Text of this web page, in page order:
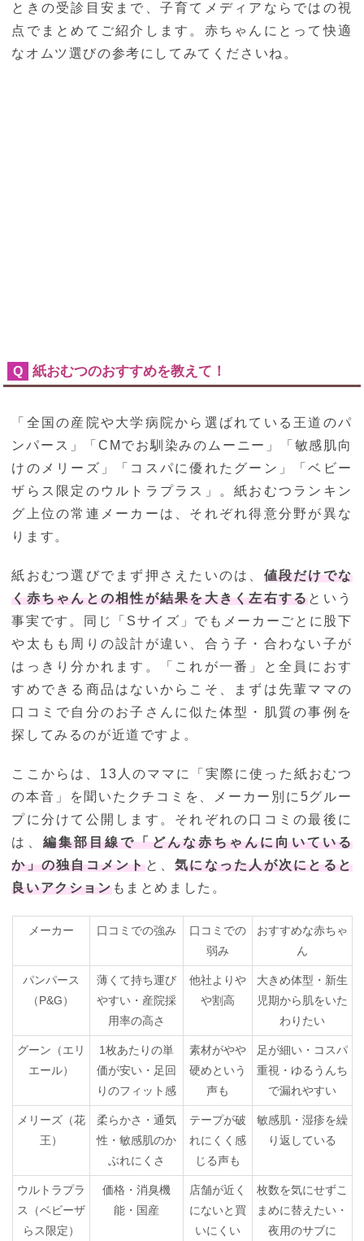
ときの受診目安まで、子育てメディアならではの視
点でまとめてご紹介します。赤ちゃんにとって快適
なオムツ選びの参考にしてみてくださいね。
Q 紙おむつのおすすめを教えて！
「全国の産院や大学病院から選ばれている王道のパ
ンパース」「CMでお馴染みのムーニー」「敏感肌向
けのメリーズ」「コスパに優れたグーン」「ベビー
ザらス限定のウルトラプラス」。紙おむつランキン
グ上位の常連メーカーは、それぞれ得意分野が異な
ります。
紙おむつ選びでまず押さえたいのは、 値段だけでな
く赤ちゃんとの相性が結果を大きく左右するという
事実です。同じ「Sサイズ」でもメーカーごとに股下
や太もも周りの設計が違い、合う子・合わない子が
はっきり分かれます。「これが一番」と全員におす
すめできる商品はないからこそ、まずは先輩ママの
口コミで自分のお子さんに似た体型・肌質の事例を
探してみるのが近道ですよ。
ここからは、13人のママに「実際に使った紙おむつ
の本音」を聞いたクチコミを、メーカー別に5グルー
プに分けて公開します。それぞれの口コミの最後に
は、 編集部目線で「どんな赤ちゃんに向いている
か」の独自コメントと、気になった人が次にとると
良いアクションもまとめました。
メーカー 口コミでの強み
口コミでの
弱み
おすすめな赤ちゃ
ん
パンパース
（P&G）
薄くて持ち運び
やすい・産院採
用率の高さ
他社よりや
や割高
大きめ体型・新生
児期から肌をいた
わりたい
グーン（エリ
エール）
1枚あたりの単
価が安い・足回
りのフィット感
素材がやや
硬めという
声も
足が細い・コスパ
重視・ゆるうんち
で漏れやすい
メリーズ（花
王）
柔らかさ・通気
性・敏感肌のか
ぶれにくさ
テープが破
れにくく感
じる声も
敏感肌・湿疹を繰
り返している
ウルトラプラ
ス（ベビーザ
らス限定）
価格・消臭機
能・国産
店舗が近く
にないと買
いにくい
枚数を気にせずこ
まめに替えたい・
夜用のサブに